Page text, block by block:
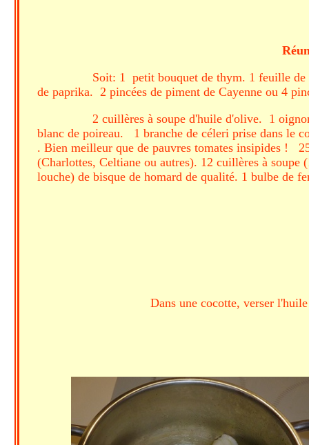
Soit: 1 petit bouquet de thym. 1 feuille de
de paprika. 2 pincées de piment de Cayenne ou 4
2 cuillères à soupe d'huile d'olive. 1
blanc de poireau. 1 branche de céleri prise dans le
. Bien meilleur que de pauvres tomates insipides !
(Charlottes, Celtiane ou autres). 12 cuillères à
louche) de bisque de homard de qualité. 1 bulbe de
Dans une cocotte, verser